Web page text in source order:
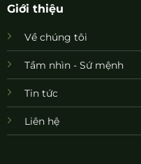
Giới thiệu
Về chúng tôi
Tầm nhìn - Sứ mệnh
Tin tức
Liên hệ